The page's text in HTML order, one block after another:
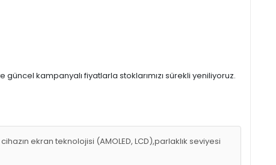
kampanyalı fiyatlarla stoklarımızı sürekli yeniliyoruz.
ekran teknolojisi (AMOLED, LCD),parlaklık seviyesi